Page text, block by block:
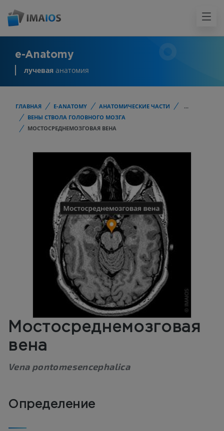
e-Anatomy
лучевая анатомия
ГЛАВНАЯ E-ANATOMY АНАТОМИЧЕСКИЕ ЧАСТИ
...
ВЕНЫ СТВОЛА ГОЛОВНОГО МОЗГА
МОСТОСРЕДНЕМОЗГОВАЯ ВЕНА
Мостосреднемозговая
вена
Vena pontomesencephalica
Определение